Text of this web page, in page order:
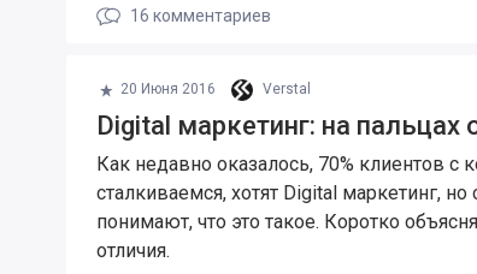
16 комментариев
20 Июня 2016 Verstal
Digital маркетинг: на пальцах
Как недавно оказалось, 70% клиентов
сталкиваемся, хотят Digital маркетинг,
понимают, что это такое. Коротко
отличия.